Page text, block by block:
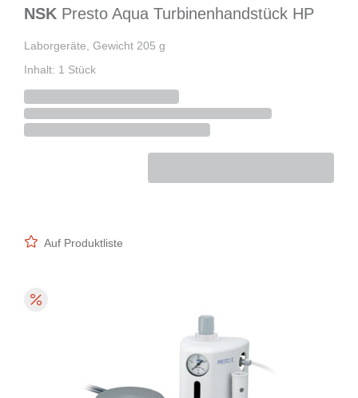
NSK Presto Aqua Turbinenhandstück HP
Laborgeräte, Gewicht 205 g
Inhalt: 1 Stück
Auf Produktliste